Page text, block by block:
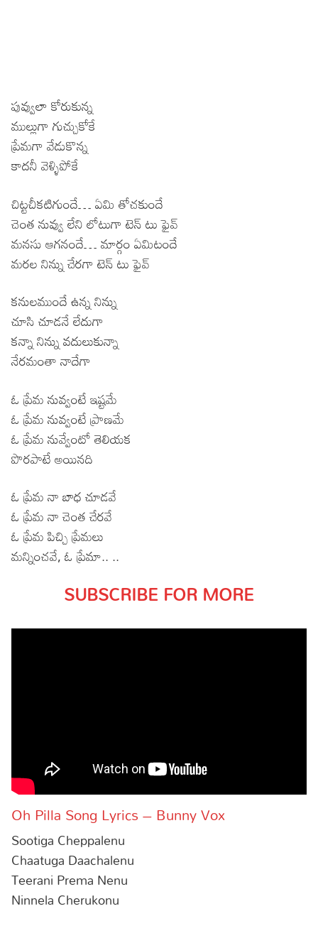
పువ్వులా కోరుకున్న
ముల్లుగా గుచ్చుకోకే
ప్రేమగా వేడుకొన్న
కాదనీ వెళ్ళిపోకే
చిట్టచీకటిగుందే… ఏమి తోచకుందే
చెంత నువ్వు లేని లోటుగా టెన్ టు ఫైవ్
మనసు ఆగనందే… మార్గం ఏమిటందే
మరల నిన్ను చేరగా టెన్ టు ఫైవ్
కనులముందే ఉన్న నిన్ను
చూసి చూడనే లేదుగా
కన్నా నిన్ను వదులుకున్నా
నేరమంతా నాదేగా
ఓ ప్రేమ నువ్వంటే ఇష్టమే
ఓ ప్రేమ నువ్వంటే ప్రాణమే
ఓ ప్రేమ నువ్వేంటో తెలియక
పొరపాటే అయినది
ఓ ప్రేమ నా బాధ చూడవే
ఓ ప్రేమ నా చెంత చేరవే
ఓ ప్రేమ పిచ్చి ప్రేమలు
మన్నించవే, ఓ ప్రేమా.. ..
SUBSCRIBE FOR MORE
Oh Pilla Song Lyrics – Bunny Vox
Sootiga Cheppalenu
Chaatuga Daachalenu
Teerani Prema Nenu
Ninnela Cherukonu